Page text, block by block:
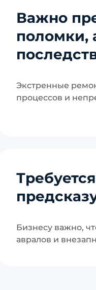
Важно
поломки,
Экстренные
процессов и
Бизнесу важно,
авралов и